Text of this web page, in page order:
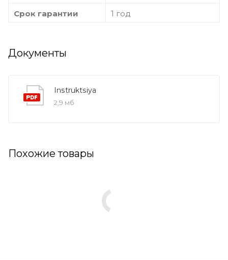
Срок гарантии
1 год
Документы
Instruktsiya
2,9 мб
Похожие товары